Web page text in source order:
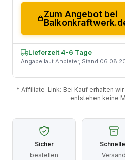
Zum Angebot bei
Lieferzeit 4-6 Tage
Angabe laut Anbieter, Stand
* Affiliate-Link: Bei Kauf erhalten
entstehen keine
Sicher
bestellen
Versand